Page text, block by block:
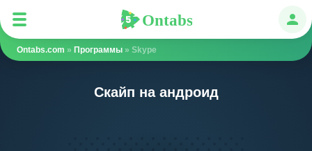
Ontabs
Ontabs.com » Программы » Skype
Скайп на андроид